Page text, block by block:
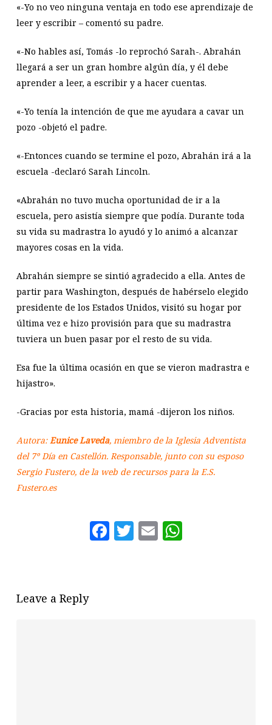
«-Yo no veo ninguna ventaja en todo ese aprendizaje de
leer y escribir – comentó su padre.
«-No hables así, Tomás -lo reprochó Sarah-. Abrahán
llegará a ser un gran hombre algún día, y él debe
aprender a leer, a escribir y a hacer cuentas.
«-Yo tenía la intención de que me ayudara a cavar un
pozo -objetó el padre.
«-Entonces cuando se termine el pozo, Abrahán irá a la
escuela -declaró Sarah Lincoln.
«Abrahán no tuvo mucha oportunidad de ir a la
escuela, pero asistía siempre que podía. Durante toda
su vida su madrastra lo ayudó y lo animó a alcanzar
mayores cosas en la vida.
Abrahán siempre se sintió agradecido a ella. Antes de
partir para Washington, después de habérselo elegido
presidente de los Estados Unidos, visitó su hogar por
última vez e hizo provisión para que su madrastra
tuviera un buen pasar por el resto de su vida.
Esa fue la última ocasión en que se vieron madrastra e
hijastro».
-Gracias por esta historia, mamá -dijeron los niños.
Autora: Eunice Laveda, miembro de la Iglesia Adventista
del 7º Día en Castellón. Responsable, junto con su esposo
Sergio Fustero, de la web de recursos para la E.S.
Fustero.es
Facebook
Twitter
Email
Leave a Reply